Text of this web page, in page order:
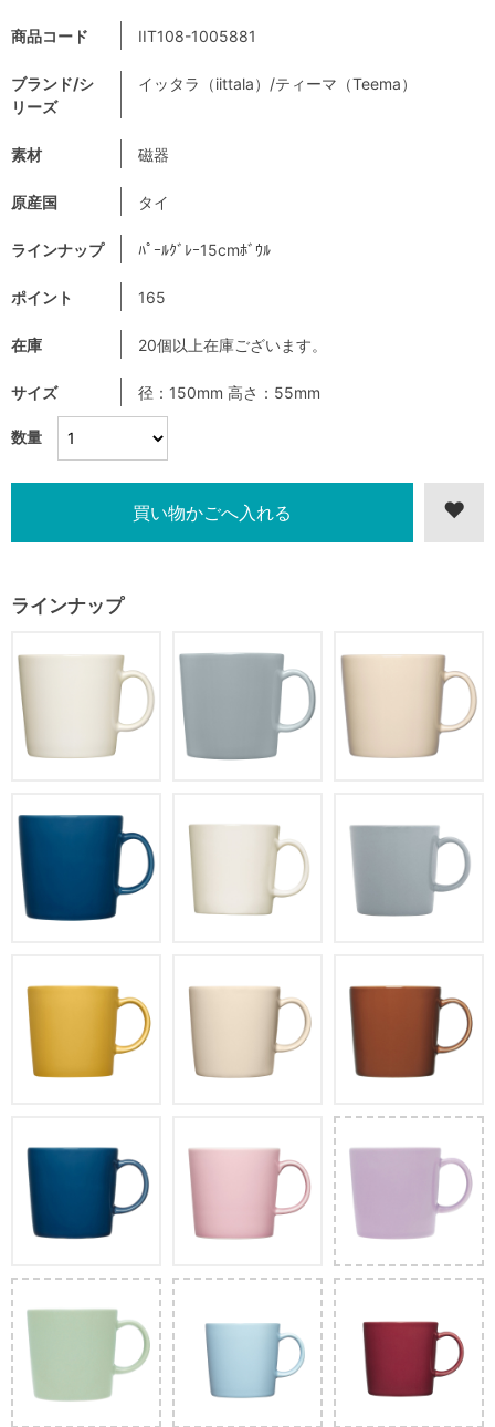
数量
商品コード IIT108-1005881
ブランド/シ
リーズ
イッタラ（iittala）/ティーマ（Teema）
素材 磁器
原産国 タイ
ラインナップ ﾊﾟｰﾙｸﾞﾚｰ15cmﾎﾞｳﾙ
ポイント 165
在庫 20個以上在庫ございます。
サイズ 径：150mm 高さ：55mm
ラインナップ